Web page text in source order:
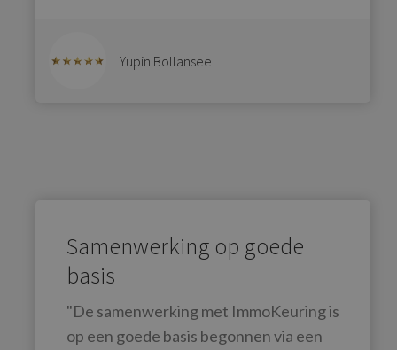
Yupin Bollansee
Samenwerking op goede
basis
"De samenwerking met ImmoKeuring is
op een goede basis begonnen via een